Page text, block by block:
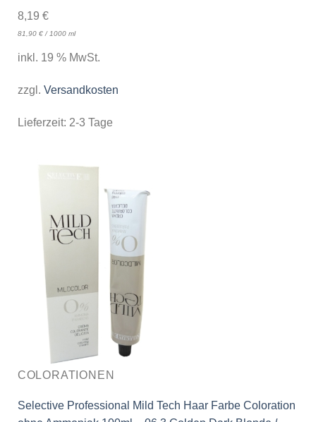
8,19 €
81,90 €/1000 ml
inkl. 19 % MwSt.
zzgl. Versandkosten
Lieferzeit: 2-3 Tage
COLORATIONEN
Selective Professional Mild Tech Haar Farbe Coloration